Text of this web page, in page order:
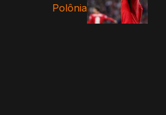
Polônia